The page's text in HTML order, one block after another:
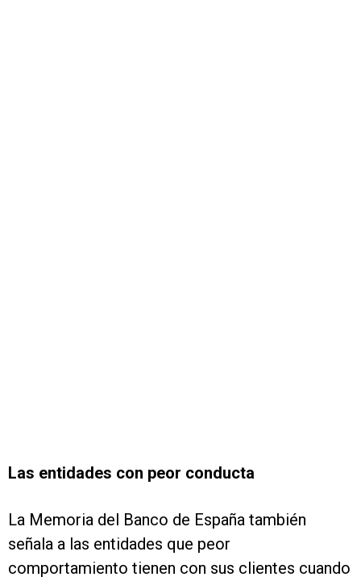
Las entidades con peor conducta
La Memoria del Banco de España también
señala a las entidades que peor
comportamiento tienen con sus clientes cuando